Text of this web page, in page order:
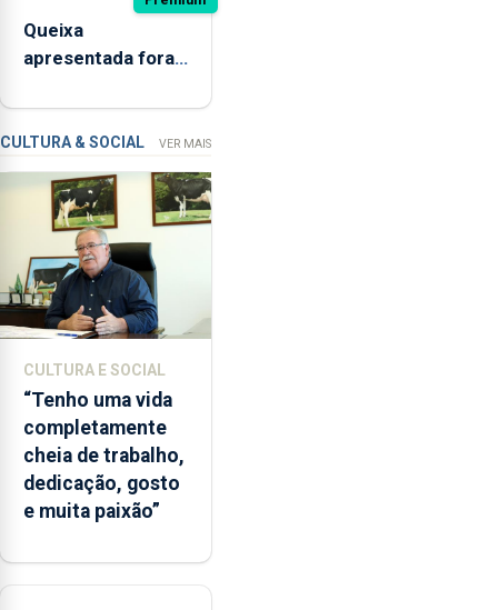
estado
interditada
devido
microbiológica”,
pela
terceira
vez
desde
o
início
da
época
balnear
Queixa
apresentada fora
condenação por
violação
CULTURA & SOCIAL VER MAIS
CULTURA E SOCIAL
“Tenho uma vida
completamente
cheia de trabalho,
dedicação, gosto
e muita paixão”